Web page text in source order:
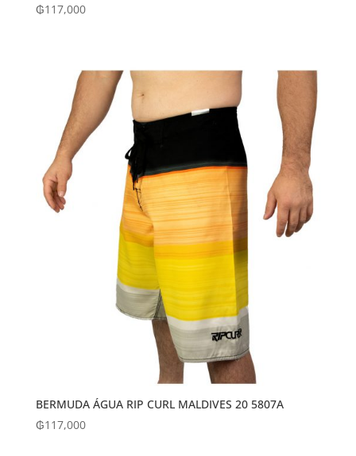
₲117,000
BERMUDA ÁGUA RIP CURL MALDIVES 20 5807A
₲117,000